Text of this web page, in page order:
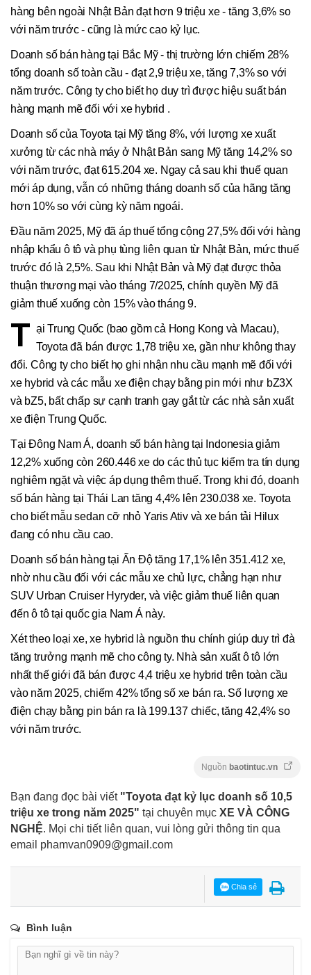
hàng bên ngoài Nhật Bản đạt hơn 9 triệu xe - tăng 3,6% so
với năm trước - cũng là mức cao kỷ lục.
Doanh số bán hàng tại Bắc Mỹ - thị trường lớn chiếm 28%
tổng doanh số toàn cầu - đạt 2,9 triệu xe, tăng 7,3% so với
năm trước. Công ty cho biết họ duy trì được hiệu suất bán
hàng mạnh mẽ đối với xe hybrid .
Doanh số của Toyota tại Mỹ tăng 8%, với lượng xe xuất
xưởng từ các nhà máy ở Nhật Bản sang Mỹ tăng 14,2% so
với năm trước, đạt 615.204 xe. Ngay cả sau khi thuế quan
mới áp dụng, vẫn có những tháng doanh số của hãng tăng
hơn 10% so với cùng kỳ năm ngoái.
Đầu năm 2025, Mỹ đã áp thuế tổng cộng 27,5% đối với hàng
nhập khẩu ô tô và phụ tùng liên quan từ Nhật Bản, mức thuế
trước đó là 2,5%. Sau khi Nhật Bản và Mỹ đạt được thỏa
thuận thương mại vào tháng 7/2025, chính quyền Mỹ đã
giảm thuế xuống còn 15% vào tháng 9.
T ại Trung Quốc (bao gồm cả Hong Kong và Macau),
Toyota đã bán được 1,78 triệu xe, gần như không thay
đổi. Công ty cho biết họ ghi nhận nhu cầu mạnh mẽ đối với
xe hybrid và các mẫu xe điện chạy bằng pin mới như bZ3X
và bZ5, bất chấp sự cạnh tranh gay gắt từ các nhà sản xuất
xe điện Trung Quốc.
Tại Đông Nam Á, doanh số bán hàng tại Indonesia giảm
12,2% xuống còn 260.446 xe do các thủ tục kiểm tra tín dụng
nghiêm ngặt và việc áp dụng thêm thuế. Trong khi đó, doanh
số bán hàng tại Thái Lan tăng 4,4% lên 230.038 xe. Toyota
cho biết mẫu sedan cỡ nhỏ Yaris Ativ và xe bán tải Hilux
đang có nhu cầu cao.
Doanh số bán hàng tại Ấn Độ tăng 17,1% lên 351.412 xe,
nhờ nhu cầu đối với các mẫu xe chủ lực, chẳng hạn như
SUV Urban Cruiser Hyryder, và việc giảm thuế liên quan
đến ô tô tại quốc gia Nam Á này.
Xét theo loại xe, xe hybrid là nguồn thu chính giúp duy trì đà
tăng trưởng mạnh mẽ cho công ty. Nhà sản xuất ô tô lớn
nhất thế giới đã bán được 4,4 triệu xe hybrid trên toàn cầu
vào năm 2025, chiếm 42% tổng số xe bán ra. Số lượng xe
điện chạy bằng pin bán ra là 199.137 chiếc, tăng 42,4% so
với năm trước.
Nguồn baotintuc.vn
Bạn đang đọc bài viết "Toyota đạt kỷ lục doanh số 10,5
triệu xe trong năm 2025" tại chuyên mục XE VÀ CÔNG
NGHỆ. Mọi chi tiết liên quan, vui lòng gửi thông tin qua
email phamvan0909@gmail.com
Chia sẻ
Bình luận